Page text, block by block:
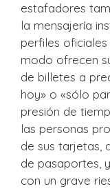
estafadores
la mensajería
perfiles
modo ofrecen
de billetes a
hoy» o «sólo
presión de
las personas
de sus tarjetas,
de pasaportes,
con un grave